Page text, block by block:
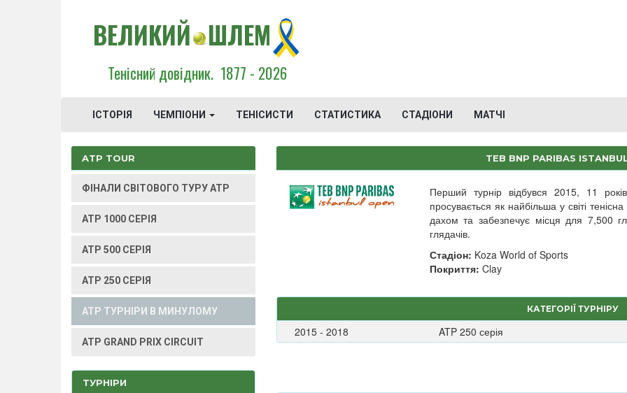
ВЕЛИКИЙ ШЛЕМ
Тенісний довідник. 1877 - 2026
ІСТОРІЯ ЧЕМПІОНИ ТЕНІСИСТИ СТАТИСТИКА СТАДІОНИ МАТЧІ
ATP TOUR
ФІНАЛИ СВІТОВОГО ТУРУ ATP
ATP 1000 СЕРІЯ
ATP 500 СЕРІЯ
ATP 250 СЕРІЯ
ATP ТУРНІРИ В МИНУЛОМУ
ATP GRAND PRIX CIRCUIT
ТУРНІРИ
TEB BNP PARIBAS
Перший турнір відбувся 2015, 11
просувається як найбільша у світі
дахом та забезпечує місця для 7,500
глядачів.
Стадіон: Koza World of Sports
Покриття: Clay
КАТЕГОРІЇ ТУРНІРУ
2015 - 2018 ATP 250 серія